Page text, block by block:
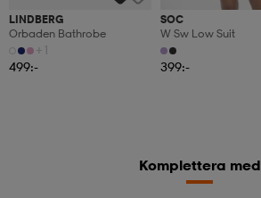
LINDBERG
Orbaden Bathrobe
+1
499:-
SOC
W Sw Low Suit
399:-
Komplettera med